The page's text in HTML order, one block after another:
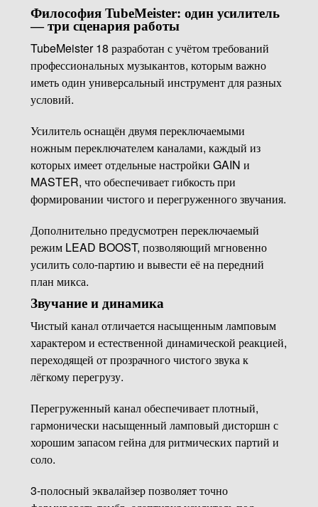
Философия TubeMeister: один усилитель
— три сценария работы
TubeMeister 18 разработан с учётом требований
профессиональных музыкантов, которым важно
иметь один универсальный инструмент для разных
условий.
Усилитель оснащён двумя переключаемыми
ножным переключателем каналами, каждый из
которых имеет отдельные настройки GAIN и
MASTER, что обеспечивает гибкость при
формировании чистого и перегруженного звучания.
Дополнительно предусмотрен переключаемый
режим LEAD BOOST, позволяющий мгновенно
усилить соло-партию и вывести её на передний
план микса.
Звучание и динамика
Чистый канал отличается насыщенным ламповым
характером и естественной динамической реакцией,
переходящей от прозрачного чистого звука к
лёгкому перегрузу.
Перегруженный канал обеспечивает плотный,
гармонически насыщенный ламповый дисторшн с
хорошим запасом гейна для ритмических партий и
соло.
3-полосный эквалайзер позволяет точно